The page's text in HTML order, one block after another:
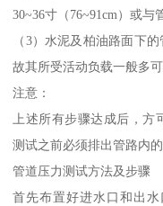
30~36寸（76~91cm）或与
（3）水泥及柏油路面下
故其所受活动负载一般多可
注意：
上述所有步骤达成后，方
测试之前必须排出管路内
管道压力测试方法及步骤
首先布置好进水口和出